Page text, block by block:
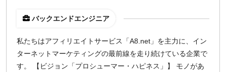
バックエンドエンジニア
私たちはアフィリエイトサービス「A8.net」を主力に、イン
ターネットマーケティングの最前線を走り続けている企業で
す。 【ビジョン「プロシューマー・ハピネス」】 モノがあ